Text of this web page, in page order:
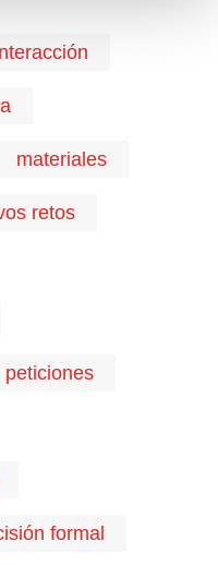
materiales
retos
peticiones
formal